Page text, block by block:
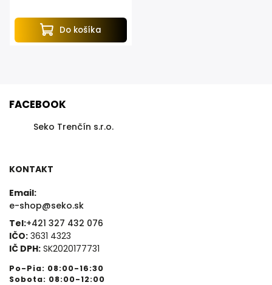
Do košíka
úpravu ovocných stromov....
FACEBOOK
Seko Trenčín s.r.o.
KONTAKT
Email:
e-shop@seko.sk
Tel:+421 327 432 076
IČO: 3631 4323
IČ DPH: SK2020177731
Po-Pia: 08:00-16:30
Sobota: 08:00-12:00